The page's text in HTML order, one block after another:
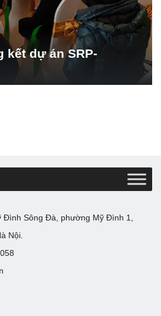
kết dự án SRP-
Đình Sông Đà, phường Mỹ Đình 1,
Nội.